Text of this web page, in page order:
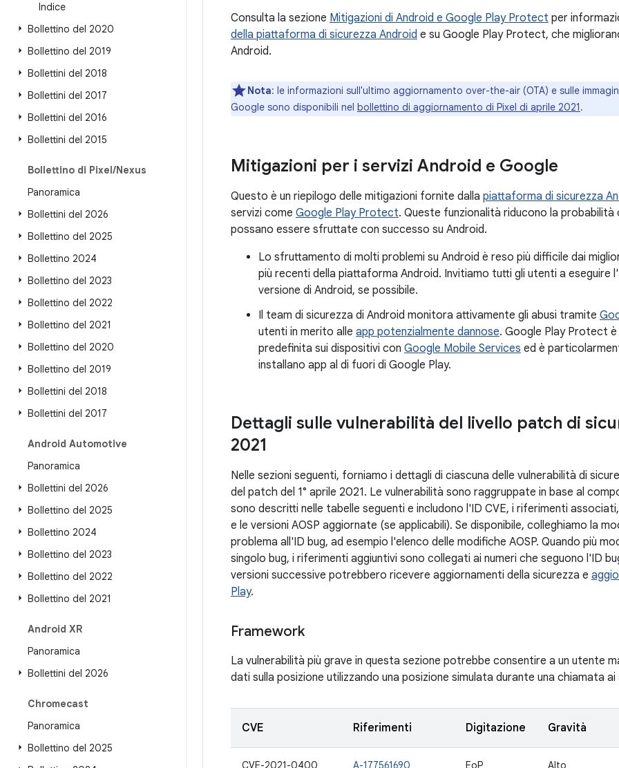
Indice
Bollettino del 2020
Bollettino del 2019
Bollettini del 2018
Bollettini del 2017
Bollettini del 2016
Bollettini del 2015
Bollettino di Pixel/Nexus
Panoramica
Bollettini del 2026
Bollettino del 2025
Bollettino 2024
Bollettino del 2023
Bollettino del 2022
Bollettino del 2021
Bollettino del 2020
Bollettino del 2019
Bollettini del 2018
Bollettini del 2017
Android Automotive
Panoramica
Bollettini del 2026
Bollettino del 2025
Bollettino 2024
Bollettino del 2023
Bollettino del 2022
Bollettino del 2021
Android XR
Panoramica
Bollettini del 2026
Chromecast
Panoramica
Bollettino del 2025
Consulta la sezione Mitigazioni di Android e Google Play Protect per
della piattaforma di sicurezza Android e su Google Play Protect, che
Android.
Nota: le informazioni sull'ultimo aggiornamento over-the-air (OTA) e sulle
Google sono disponibili nel bollettino di aggiornamento di Pixel di aprile 2021.
Mitigazioni per i servizi Android e Google
Questo è un riepilogo delle mitigazioni fornite dalla piattaforma di sicurezza
servizi come Google Play Protect. Queste funzionalità riducono la probabilità
possano essere sfruttate con successo su Android.
Lo sfruttamento di molti problemi su Android è reso più difficile dai
più recenti della piattaforma Android. Invitiamo tutti gli utenti a eseguire
versione di Android, se possibile.
Il team di sicurezza di Android monitora attivamente gli abusi tramite
utenti in merito alle app potenzialmente dannose. Google Play Protect
predefinita sui dispositivi con Google Mobile Services ed è
installano app al di fuori di Google Play.
Dettagli sulle vulnerabilità del livello patch di
2021
Nelle sezioni seguenti, forniamo i dettagli di ciascuna delle vulnerabilità di
del patch del 1° aprile 2021. Le vulnerabilità sono raggruppate in base al
sono descritti nelle tabelle seguenti e includono l'ID CVE, i riferimenti
e le versioni AOSP aggiornate (se applicabili). Se disponibile, colleghiamo la
problema all'ID bug, ad esempio l'elenco delle modifiche AOSP. Quando più
singolo bug, i riferimenti aggiuntivi sono collegati ai numeri che seguono l'ID
versioni successive potrebbero ricevere aggiornamenti della sicurezza e
Play.
Framework
La vulnerabilità più grave in questa sezione potrebbe consentire a un utente
dati sulla posizione utilizzando una posizione simulata durante una chiamata ai
CVE Riferimenti Digitazione Gravità
CVE-2021-0400 A-177561690 EoP Alto